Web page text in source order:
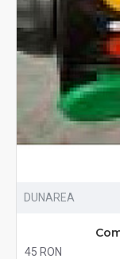
DUNAREA
45 RON